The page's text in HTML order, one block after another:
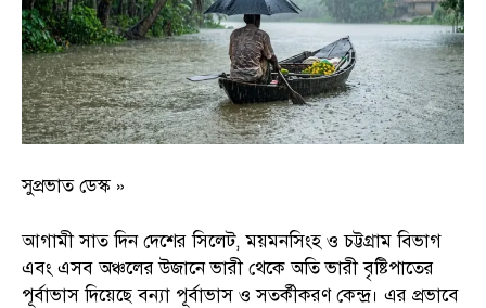
সুপ্রভাত ডেস্ক »
আগামী সাত দিন দেশের সিলেট, ময়মনসিংহ ও চট্টগ্রাম বিভাগ
এবং এসব অঞ্চলের উজানে ভারী থেকে অতি ভারী বৃষ্টিপাতের
পূর্বাভাস দিয়েছে বন্যা পূর্বাভাস ও সতর্কীকরণ কেন্দ্র। এর প্রভাবে